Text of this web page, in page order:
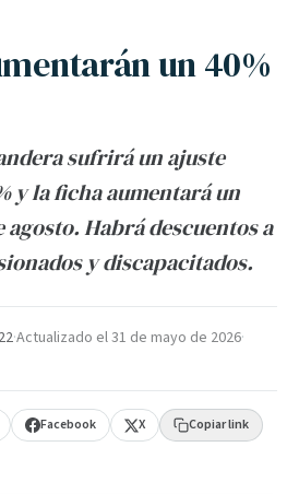
un 40%
sufrirá un ajuste
y la ficha aumentará un
Habrá descuentos a
y discapacitados.
·Actualizado el31 de mayo de 2026·
Facebook X Copiar link